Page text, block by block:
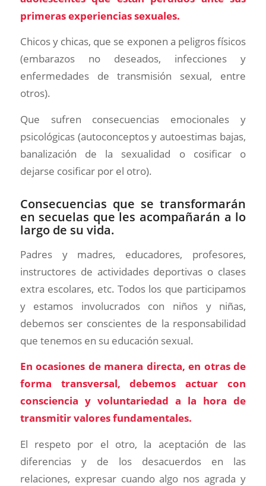
primeras experiencias sexuales.
Chicos y chicas, que se exponen a peligros físicos
(embarazos no deseados, infecciones y
enfermedades de transmisión sexual, entre
otros).
Que sufren consecuencias emocionales y
psicológicas (autoconceptos y autoestimas bajas,
banalización de la sexualidad o cosificar o
dejarse cosificar por el otro).
Consecuencias que se transformarán
en secuelas que les acompañarán a lo
largo de su vida.
Padres y madres, educadores, profesores,
instructores de actividades deportivas o clases
extra escolares, etc. Todos los que participamos
y estamos involucrados con niños y niñas,
debemos ser conscientes de la responsabilidad
que tenemos en su educación sexual.
En ocasiones de manera directa, en otras de
forma transversal, debemos actuar con
consciencia y voluntariedad a la hora de
transmitir valores fundamentales.
El respeto por el otro, la aceptación de las
diferencias y de los desacuerdos en las
relaciones, expresar cuando algo nos agrada y